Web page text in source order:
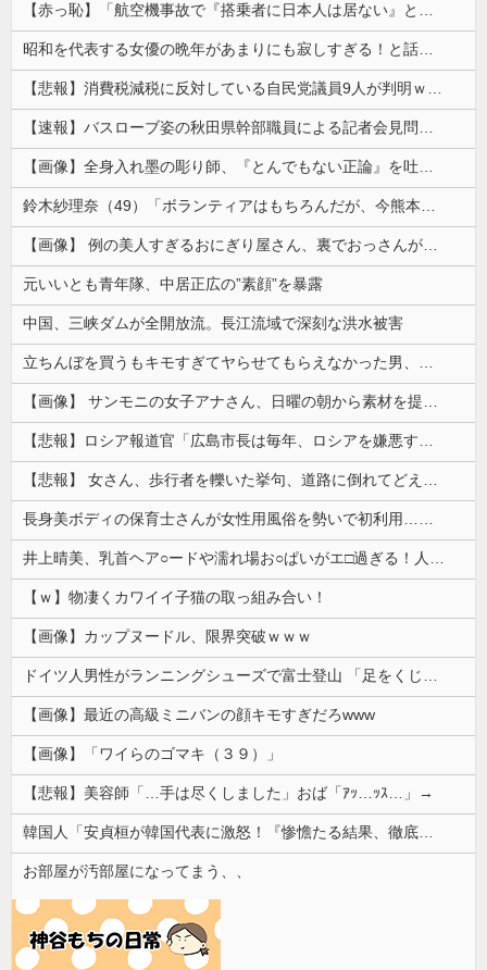
【赤っ恥】「航空機事故で『搭乗者に日本人は居ない』という発表は嫌い。人間として同じ価値だと思う」→ツッコミ殺到も「自分が気に入らないと思った」と...
昭和を代表する女優の晩年があまりにも寂しすぎる！と話題に、自身の子供を餓死する寸前までネグレクトした挙句……
【悲報】消費税減税に反対している自民党議員9人が判明ｗｗｗｗｗｗ
【速報】バスローブ姿の秋田県幹部職員による記者会見問題、ラブホテルからの参加だと特定「体調が優れなかったため...」とは何だったのか
【画像】全身入れ墨の彫り師、『とんでもない正論』を吐いて30万再生されてしまうｗｗｗｗｗｗｗ
鈴木紗理奈（49）「ボランティアはもちろんだが、今熊本へ旅行に行くことも支援になる」
【画像】 例の美人すぎるおにぎり屋さん、裏でおっさんが握っていたｗｗｗｗｗｗｗｗｗｗｗｗｗｗｗｗｗ
元いいとも青年隊、中居正広の”素顔”を暴露
中国、三峡ダムが全開放流。長江流域で深刻な洪水被害
立ちんぼを買うもキモすぎてヤらせてもらえなかった男、代わりの足コキでまさかの大量身寸米青ｗｗｗ
【画像】 サンモニの女子アナさん、日曜の朝から素材を提供してしまう
【悲報】ロシア報道官「広島市長は毎年、ロシアを嫌悪する『偽りの呪文』を繰り返し、日本人をゾンビ化させている」と主張
【悲報】 女さん、歩行者を轢いた挙句、道路に倒れてどえらいことになってしまうw w w w w w w
長身美ボディの保育士さんが女性用風俗を勢いで初利用…子供に絶対見せられないメスの顔でイキまくり。
井上晴美、乳首ヘア○ードや濡れ場お○ぱいがエ□過ぎる！人生最後のラスト写真集、最高！！
【ｗ】物凄くカワイイ子猫の取っ組み合い！
【画像】カップヌードル、限界突破ｗｗｗ
ドイツ人男性がランニングシューズで富士登山 「足をくじいて動けない」
【画像】最近の高級ミニバンの顔キモすぎだろwww
【画像】「ワイらのゴマキ（３９）」
【悲報】美容師「…手は尽くしました」おば「ｱｯ…ｯｽ…」→
韓国人「安貞桓が韓国代表に激怒！『惨憺たる結果、徹底的な刷新が必要だ』と監督や協会を痛烈批判」
お部屋が汚部屋になってまう、、